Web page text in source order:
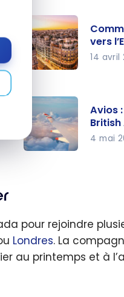
trouver
des vols
pas chers
vers
vers
14 avril
British
Airways
Avios
4 mai
pour rejoindre
Londres. La
au printemps et à